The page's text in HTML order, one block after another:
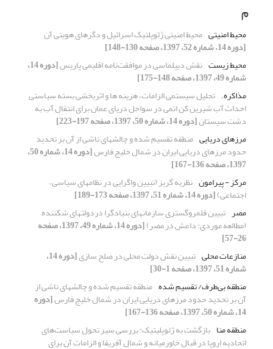
م
محیط امنیتی محیط امنیتی ژئوپلتیک اسرائیل و دگرهای هویتی آن
[دوره 14، شماره 52، 1397، صفحه 130-148]
محیط زیست نقش دیپلماسی در موافقت‌نامه اقلیمی پاریس [دوره 14،
شماره 49، 1397، صفحه 148-175]
مذاکره.‏ تحلیل سیستمی الزامات، هزینه ها و اثربخشی بسته سیاستی
احداث آب ‏شیرین کن اتمی در سواحل دریای عمان برای انتقال آب به
دشت سیستان[دوره 14، شماره 50، 1397، صفحه 197-223]
مرزهای دریایی منطقه تقسیم شده و چالشهای ناشی از آن بر تحدید
حدود مرزهای ‏دریایی ایران در شمال خلیج فارس [دوره 14، شماره 50،
1397، صفحه 136-167]
مرکز - پیرامون نظریه گریز (تبیین واگرایی در نظامهای سیاسی –
اجتماعی)[دوره 14، شماره 51، 1397، صفحه 173-189]
مصر تبیین قلمروگستری سازمانهای بنیادگرا دردولتهای شکننده
(مطالعه موردی: داعش در مصر) [دوره 14، شماره 49، 1397، صفحه
26-57]
منازعات محلی تبیین نقش دولت محلی در صلح سازی [دوره 14،
شماره 51، 1397، صفحه 1-30]
منطقه بی‌طرف/ تقسیم شده منطقه تقسیم شده و چالشهای ناشی از
آن بر تحدید حدود مرزهای ‏دریایی ایران در شمال خلیج فارس[دوره
14، شماره 50، 1397، صفحه 136-167]
منطقه منا بازگشت به ژئوپلیتیک: بررسی سیر تحول سیاست‌های
اتحادیه اروپا در قبال خاورمیانه و شمال آفریقا و الزامات آن برای